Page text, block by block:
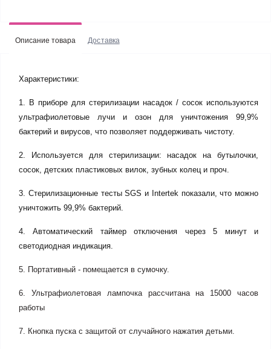
Описание товара Доставка
Характеристики:
1. В приборе для стерилизации насадок / сосок используются
ультрафиолетовые лучи и озон для уничтожения 99,9%
бактерий и вирусов, что позволяет поддерживать чистоту.
2. Используется для стерилизации: насадок на бутылочки,
сосок, детских пластиковых вилок, зубных колец и проч.
3. Стерилизационные тесты SGS и Intertek показали, что можно
уничтожить 99,9% бактерий.
4. Автоматический таймер отключения через 5 минут и
светодиодная индикация.
5. Портативный - помещается в сумочку.
6. Ультрафиолетовая лампочка рассчитана на 15000 часов
работы
7. Кнопка пуска с защитой от случайного нажатия детьми.